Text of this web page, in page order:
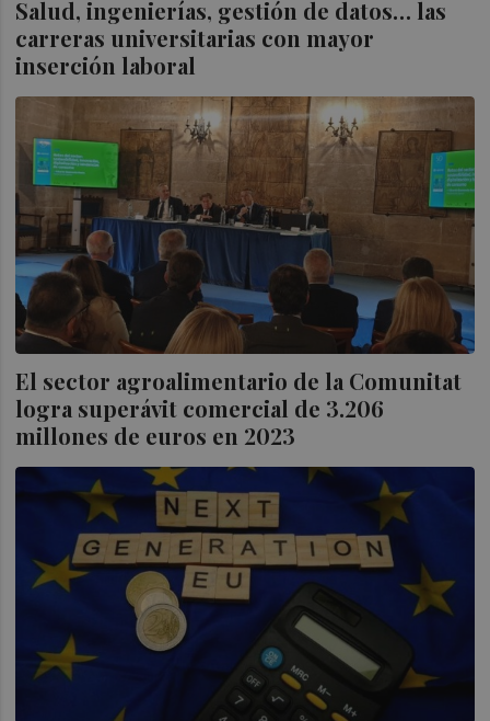
Salud, ingenierías, gestión de datos… las
carreras universitarias con mayor
inserción laboral
El sector agroalimentario de la Comunitat
logra superávit comercial de 3.206
millones de euros en 2023